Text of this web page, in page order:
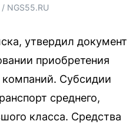
NGS55.RU
утвердил документ
приобретения
компаний. Субсидии
среднего,
класса. Средства